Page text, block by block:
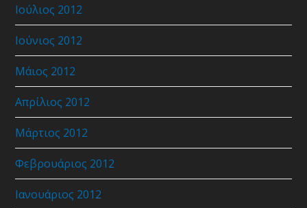
Ιούλιος 2012
Ιούνιος 2012
Μάιος 2012
Απρίλιος 2012
Μάρτιος 2012
Φεβρουάριος 2012
Ιανουάριος 2012